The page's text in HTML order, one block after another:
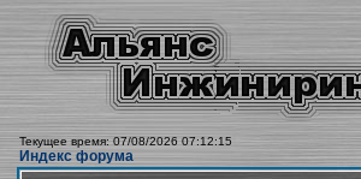
Текущее время: 07/08/2026 07:12:15
Индекс форума